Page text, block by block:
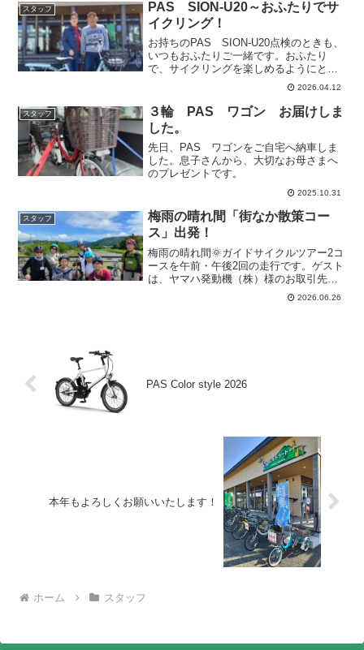
いう節目の年でもあります。...
スタッフ
PAS SION-U20～おふたりでサ
イクリング！
お持ちのPAS SION-U20点検のときも、
いつもおふたりご一緒です。おふたり
で、サイクリングを楽しめるようにと、
新しいPAS SION-U20をお選びいただき
ました。「新しいPASは、あなたの好き
な色にすればいいよ。」とご主人。「い
つも...
2026.04.12
スタッフ
３輪 PAS ワゴン お届けしま
した。
先日、PAS ワゴンをご自宅へ納車しま
した。息子さんから、大切なお母さまへ
のプレゼントです。
2025.10.31
スタッフ
梅雨の晴れ間「街なか散策コー
ス」出発！
梅雨の晴れ間🌞ガイドサイクルツアー2コ
ースを午前・午後2回の走行です。ゲスト
は、ヤマハ発動機（株）様のお取引先メ
ーカーの皆様です。こちらは、「森町の
街なか散策コース」の午前チーム。ＰＡ
2026.06.26
PAS Color style 2026
本年もよろしくお願いいたします！
ホーム スタッフ